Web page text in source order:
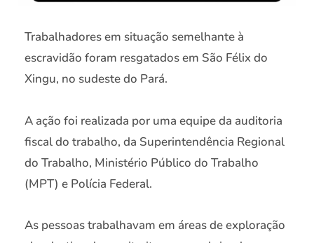
Trabalhadores em situação semelhante à
escravidão foram resgatados em São Félix do
Xingu, no sudeste do Pará.
A ação foi realizada por uma equipe da auditoria
fiscal do trabalho, da Superintendência Regional
do Trabalho, Ministério Público do Trabalho
(MPT) e Polícia Federal.
As pessoas trabalhavam em áreas de exploração